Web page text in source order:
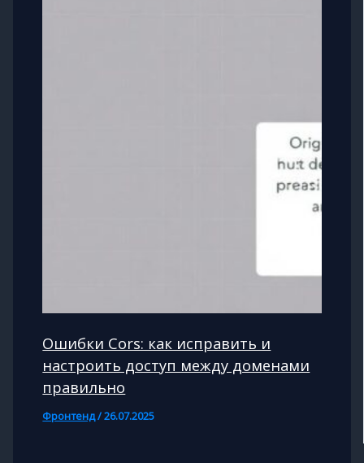
Ошибки Cors: как исправить и
настроить доступ между доменами
правильно
Фронтенд/26.07.2025